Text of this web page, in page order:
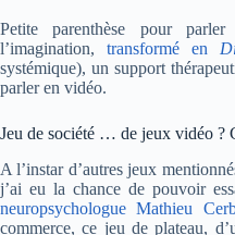
Petite parenthèse pour parler
l’imagination,transformé en
systémique), un support
parler en vidéo.
Jeu de société … de jeux vidéo ?
A l’instar d’autres jeux
j’ai eu la chance de pouvoir
neuropsychologue Mathieu
commerce, ce jeu de plateau,